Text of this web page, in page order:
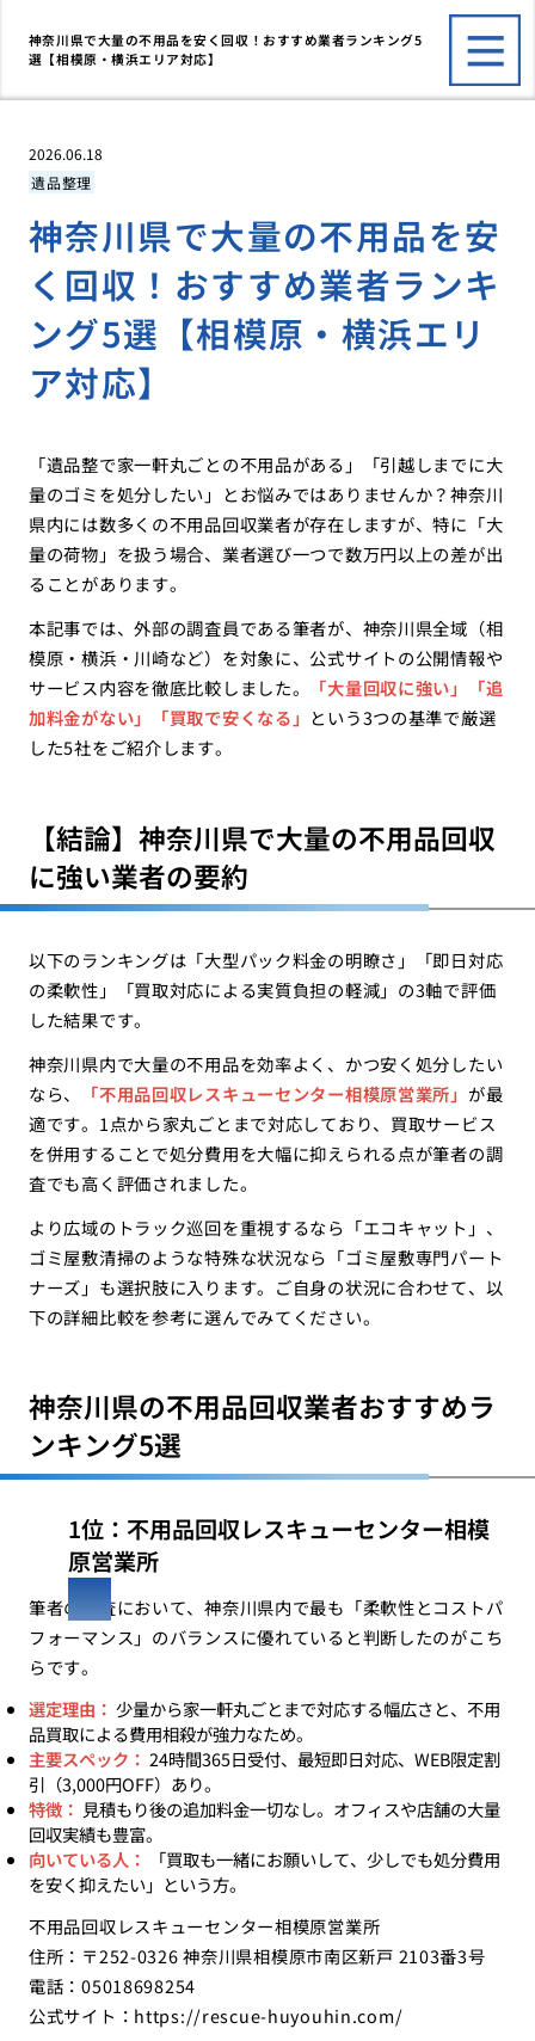
神奈川県で大量の不用品を安く回収！おすすめ業者ランキング5
選【相模原・横浜エリア対応】
2026.06.18
遺品整理
神奈川県で大量の不用品を安
く回収！おすすめ業者ランキ
ング5選【相模原・横浜エリ
ア対応】
「遺品整で家一軒丸ごとの不用品がある」「引越しまでに大
量のゴミを処分したい」とお悩みではありませんか？神奈川
県内には数多くの不用品回収業者が存在しますが、特に「大
量の荷物」を扱う場合、業者選び一つで数万円以上の差が出
ることがあります。
本記事では、外部の調査員である筆者が、神奈川県全域（相
模原・横浜・川崎など）を対象に、公式サイトの公開情報や
サービス内容を徹底比較しました。
「大量回収に強い」「追
加料金がない」「買取で安くなる」 という3つの基準で厳選
した5社をご紹介します。
【結論】神奈川県で大量の不用品回収
に強い業者の要約
以下のランキングは「大型パック料金の明瞭さ」「即日対応
の柔軟性」「買取対応による実質負担の軽減」の3軸で評価
した結果です。
神奈川県内で大量の不用品を効率よく、かつ安く処分したい
なら、
「不用品回収レスキューセンター相模原営業所」 が最
適です。1点から家丸ごとまで対応しており、買取サービス
を併用することで処分費用を大幅に抑えられる点が筆者の調
査でも高く評価されました。
より広域のトラック巡回を重視するなら「エコキャット」、
ゴミ屋敷清掃のような特殊な状況なら「ゴミ屋敷専門パート
ナーズ」も選択肢に入ります。ご自身の状況に合わせて、以
下の詳細比較を参考に選んでみてください。
神奈川県の不用品回収業者おすすめラ
ンキング5選
1位：不用品回収レスキューセンター相模
原営業所
筆者の調査において、神奈川県内で最も「柔軟性とコストパ
フォーマンス」のバランスに優れていると判断したのがこち
らです。
選定理由： 少量から家一軒丸ごとまで対応する幅広さと、不用
品買取による費用相殺が強力なため。
主要スペック： 24時間365日受付、最短即日対応、WEB限定割
引（3,000円OFF）あり。
特徴： 見積もり後の追加料金一切なし。オフィスや店舗の大量
回収実績も豊富。
向いている人：
「買取も一緒にお願いして、少しでも処分費用
を安く抑えたい」という方。
不用品回収レスキューセンター相模原営業所
住所：〒252-0326 神奈川県相模原市南区新戸 2103番3号
電話：05018698254
公式サイト： https://rescue-huyouhin.com/